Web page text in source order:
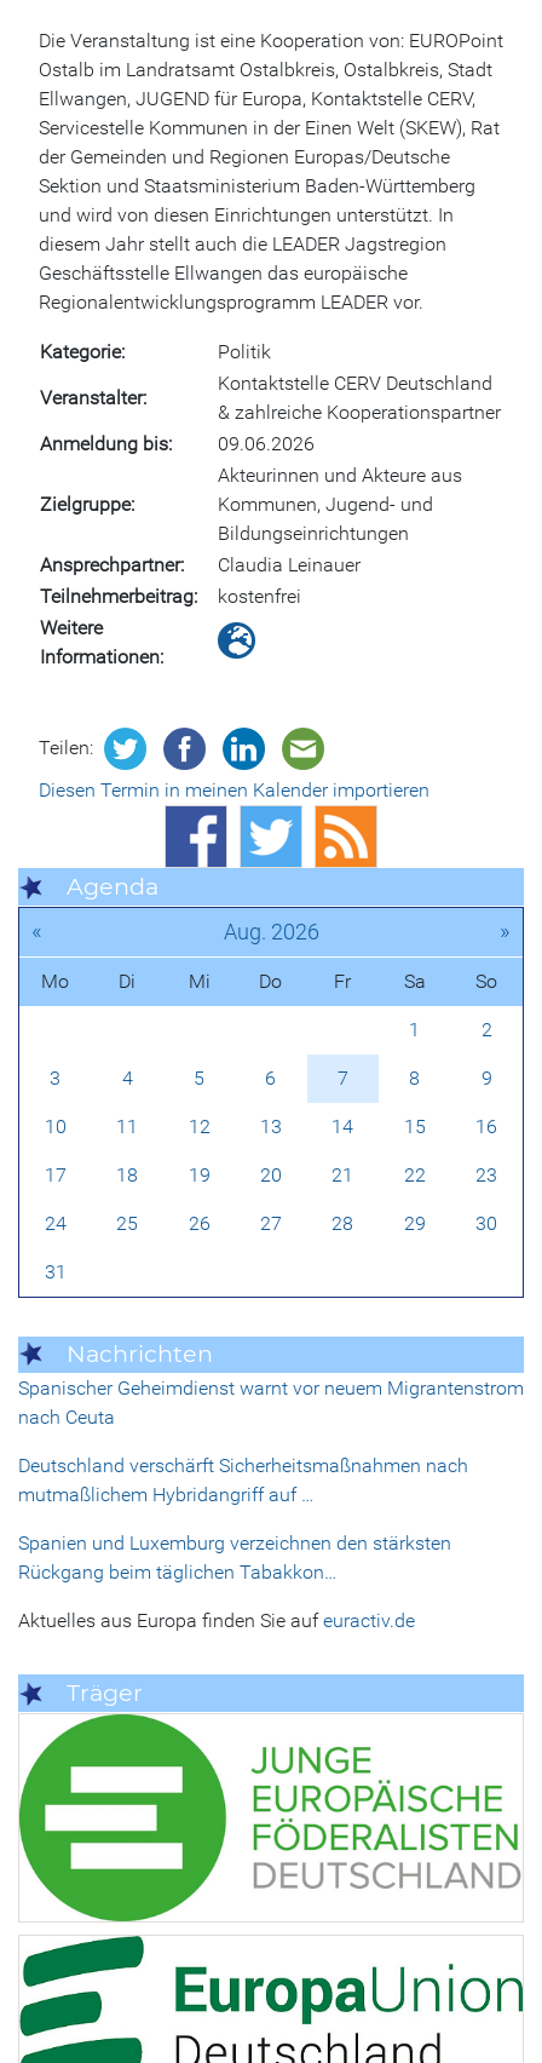
Die Veranstaltung ist eine Kooperation von: EUROPoint
Ostalb im Landratsamt Ostalbkreis, Ostalbkreis, Stadt
Ellwangen, JUGEND für Europa, Kontaktstelle CERV,
Servicestelle Kommunen in der Einen Welt (SKEW), Rat
der Gemeinden und Regionen Europas/Deutsche
Sektion und Staatsministerium Baden-Württemberg
und wird von diesen Einrichtungen unterstützt. In
diesem Jahr stellt auch die LEADER Jagstregion
Geschäftsstelle Ellwangen das europäische
Regionalentwicklungsprogramm LEADER vor.
Kategorie
Politik
Veranstalter
Kontaktstelle CERV Deutschland
& zahlreiche Kooperationspartner
Anmeldung bis
09.06.2026
Zielgruppe
Akteurinnen und Akteure aus
Kommunen, Jugend- und
Bildungseinrichtungen
Ansprechpartner
Claudia Leinauer
Teilnehmerbeitrag
kostenfrei
Weitere
Informationen
Teilen:
Diesen Termin in meinen Kalender importieren
Agenda
« Aug. 2026 »
Mo Di Mi Do Fr Sa So
1 2
3 4 5 6 7 8 9
10 11 12 13 14 15 16
17 18 19 20 21 22 23
24 25 26 27 28 29 30
31
Nachrichten
Spanischer Geheimdienst warnt vor neuem Migrantenstrom
nach Ceuta
Deutschland verschärft Sicherheitsmaßnahmen nach
mutmaßlichem Hybridangriff auf …
Spanien und Luxemburg verzeichnen den stärksten
Rückgang beim täglichen Tabakkon…
Aktuelles aus Europa finden Sie aufeuractiv.de
Träger